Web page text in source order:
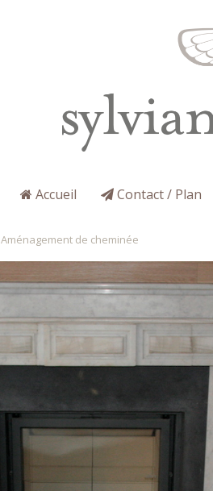
Accueil Contact / Plan
Aménagement de cheminée